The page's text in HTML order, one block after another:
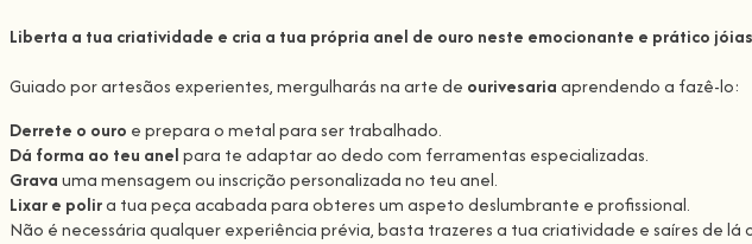
Liberta a tua criatividade e cria a tua própria anel de ouro neste emocionante e prático
Guiado por artesãos experientes, mergulharás na arte de ourivesariaaprendendo a fazê-lo:
Derrete o ouro e prepara o metal para ser trabalhado.
Dá forma ao teu anelpara te adaptar ao dedo com ferramentas especializadas.
Gravauma mensagem ou inscrição personalizada no teu anel.
Lixar e polira tua peça acabada para obteres um aspeto deslumbrante e profissional.
Não é necessária qualquer experiência prévia, basta trazeres a tua criatividade e saíres de